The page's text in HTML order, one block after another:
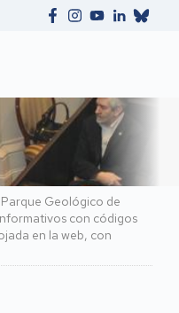
Parque Geológico de
con códigos
en la web, con